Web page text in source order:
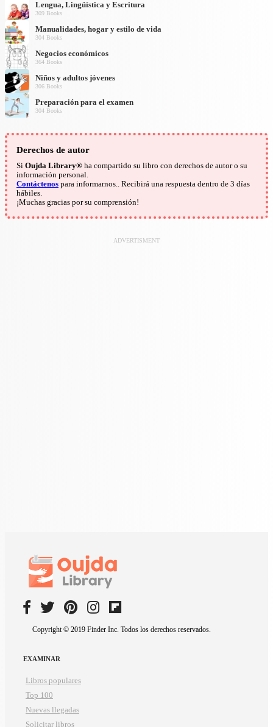
Lengua, Lingüística y Escritura
309 Books
Manualidades, hogar y estilo de vida
304 Books
Negocios económicos
364 Books
Niños y adultos jóvenes
306 Books
Preparación para el examen
304 Books
Derechos de autor
Si Oujda Library® ha compartido su libro con derechos de autor o su
información personal.
Contáctenos para informarnos.. Recibirá una respuesta dentro de 3 días
hábiles.
¡Muchas gracias por su comprensión!
ADVERTISMENT
Copyright © 2019 Finder Inc. Todos los derechos reservados.
EXAMINAR
Libros populares
Top 100
Nuevas llegadas
Solicitar libros